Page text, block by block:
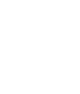
просто
Они являются
и